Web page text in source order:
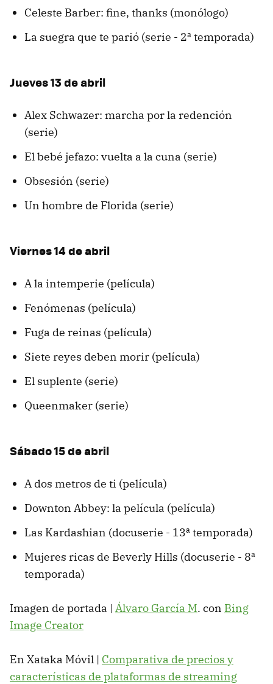
Celeste Barber: fine, thanks (monólogo)
La suegra que te parió (serie - 2ª temporada)
Jueves 13 de abril
Alex Schwazer: marcha por la redención
(serie)
El bebé jefazo: vuelta a la cuna (serie)
Obsesión (serie)
Un hombre de Florida (serie)
Viernes 14 de abril
A la intemperie (película)
Fenómenas (película)
Fuga de reinas (película)
Siete reyes deben morir (película)
El suplente (serie)
Queenmaker (serie)
Sábado 15 de abril
A dos metros de ti (película)
Downton Abbey: la película (película)
Las Kardashian (docuserie - 13ª temporada)
Mujeres ricas de Beverly Hills (docuserie - 8ª
temporada)
Imagen de portada | Álvaro García M. con Bing
Image Creator
En Xataka Móvil | Comparativa de precios y
características de plataformas de streaming